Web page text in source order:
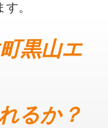
。
黒山エ
るか？